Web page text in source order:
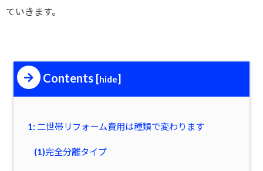
ていきます。
Contents [hide]
1: 二世帯リフォーム費用は種類で変わります
(1)完全分離タイプ